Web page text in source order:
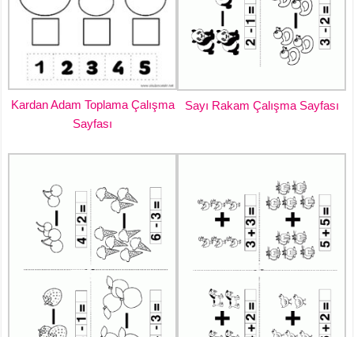
Kardan Adam Toplama Çalışma
Sayfası
Sayı Rakam Çalışma Sayfası